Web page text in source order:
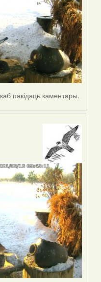
каб пакідаць каментары.